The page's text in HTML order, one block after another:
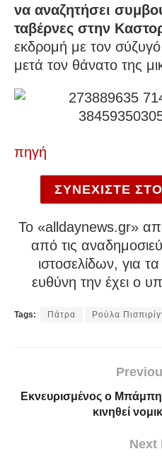
να αναζητήσει
ταβέρνες στην
εκδρομή με τον
μετά τον θάνατο της
πηγή
ΣΥΝΕΧΙΣΤΕ ΣΤΟ
To «alldaynews.gr»
από τις
ιστοσελίδων, για
ευθύνη την έχει ο
Tags: Πάτρα Ρούλα
Εκνευρισμένος ο
κινηθεί
Next